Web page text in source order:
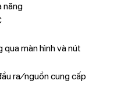
năng
qua màn hình và nút
ra ⁄ nguồn cung cấp